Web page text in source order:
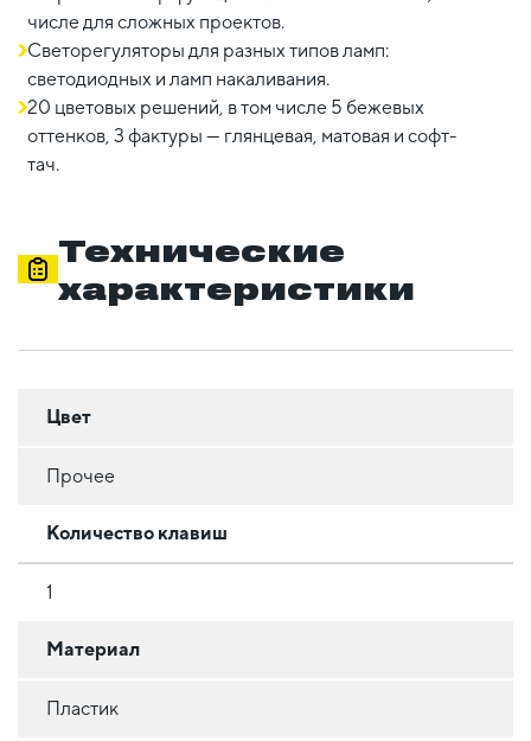
числе для сложных проектов.
Светорегуляторы для разных типов ламп:
светодиодных и ламп накаливания.
20 цветовых решений, в том числе 5 бежевых
оттенков, 3 фактуры — глянцевая, матовая и софт-
тач.
Технические
характеристики
Цвет
Прочее
Количество клавиш
1
Материал
Пластик